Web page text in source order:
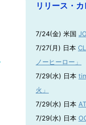
リリース・
7/24(金) 米国
7/27(月) 日本
ノーヒーロー」
7/29(水) 日本
火」
7/29(水) 日本
7/29(水) 日本